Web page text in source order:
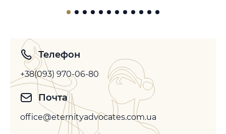
должника, который пытается не допустить или
не предусматривает возможности повторного
рассмотрения спора по существу, однако допускает…
Телефон
+38(093) 970-06-80
Почта
office@eternityadvocates.com.ua